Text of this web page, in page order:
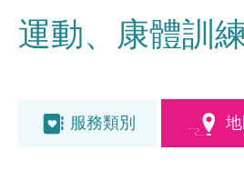
運動、康體訓
服務類別